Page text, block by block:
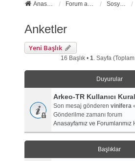
Anasayfa Forum ana sayfa Sosyal Forumlarımız
Anketler
Yeni Başlık
16 Başlık •1. Sayfa
Duyurular
Arkeo-TR Kullanıcı
Son mesaj gönderen vinifera
Gönderilme zamanı forum
Anasayfamız ve Forumlarımız
Başlıklar